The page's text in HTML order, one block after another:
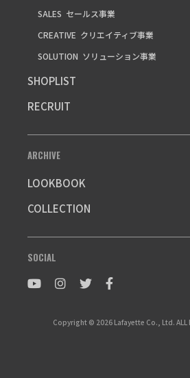
SALES セールス事業
CREATIVE クリエイティブ事業
SOLUTION ソリューション事業
SHOPLIST
RECRUIT
ARCHIVE
LOOKBOOK
COLLECTION
SOCIAL
Copyright © 2026 Lafayette Co., Ltd. ALL